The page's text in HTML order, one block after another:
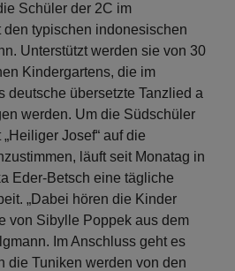
Schüler der 2C im
den typischen indonesischen
Unterstützt werden sie von 30
Kindergartens, die im
deutsche übersetzte Tanzlied a
werden. Um die Südschüler
Josef“ auf die
läuft seit Monatag in
Eder-Betsch eine tägliche
„Dabei hören die Kinder
von Sibylle Poppek aus dem
Im Anschluss geht es
die Tuniken werden von den